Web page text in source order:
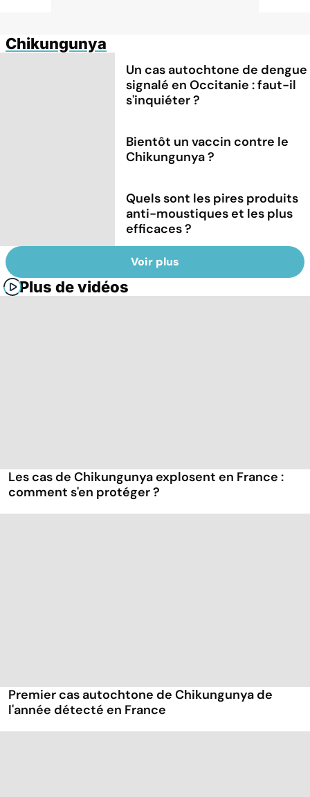
Chikungunya
Un cas autochtone de dengue
signalé en Occitanie : faut-il
s'inquiéter ?
Bientôt un vaccin contre le
Chikungunya ?
Quels sont les pires produits
anti-moustiques et les plus
efficaces ?
Voir plus
Plus de vidéos
Les cas de Chikungunya explosent en France :
comment s'en protéger ?
Premier cas autochtone de Chikungunya de
l'année détecté en France